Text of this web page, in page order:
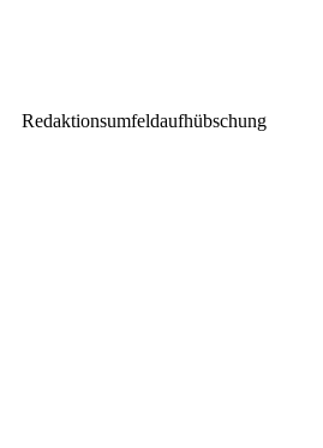
Redaktionsumfeldaufhübschung